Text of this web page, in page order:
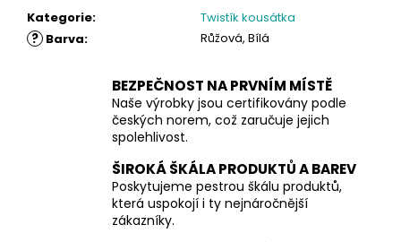
Kategorie: Twistík kousátka
? Barva: Růžová, Bílá
BEZPEČNOST NA PRVNÍM MÍSTĚ
Naše výrobky jsou certifikovány podle
českých norem, což zaručuje jejich
spolehlivost.
ŠIROKÁ ŠKÁLA PRODUKTŮ A BAREV
Poskytujeme pestrou škálu produktů,
která uspokojí i ty nejnáročnější
zákazníky.